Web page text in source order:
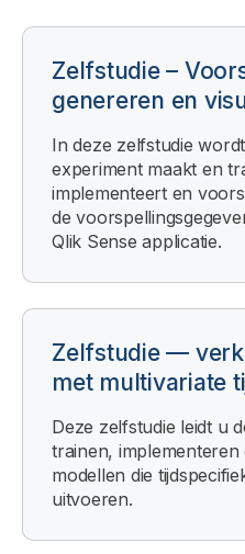
Zelfstudie –
genereren en
In deze zelfstudie
experiment maakt en
implementeert en
de
Qlik Sense applicatie.
Zelfstudie —
met multivariate
Deze zelfstudie leidt u
trainen,
modellen die
uitvoeren.